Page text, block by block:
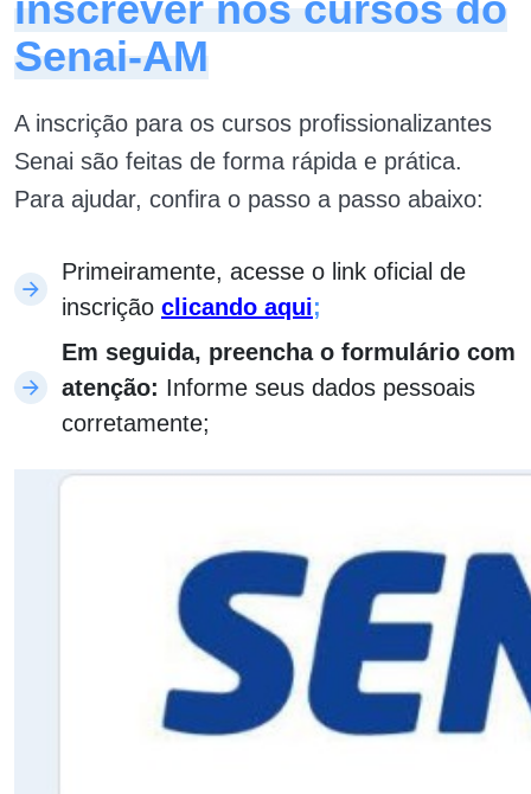
Senai-AM
A inscrição para os cursos profissionalizantes
Senai são feitas de forma rápida e prática.
Para ajudar, confira o passo a passo abaixo:
Primeiramente, acesse o link oficial de
inscrição clicando aqui;
Em seguida, preencha o formulário com
atenção: Informe seus dados pessoais
corretamente;